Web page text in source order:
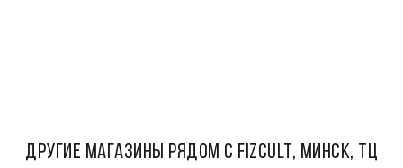
ДРУГИЕ МАГАЗИНЫ РЯДОМ С Fizcult, Минск, ТЦ